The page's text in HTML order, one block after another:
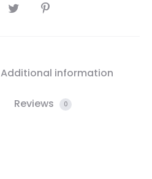
Additional information
Reviews 0